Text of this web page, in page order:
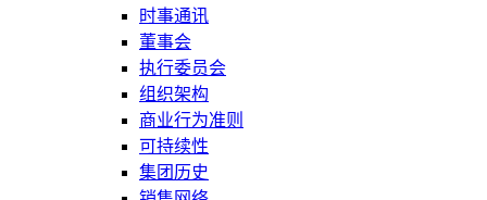
时事通讯
董事会
执行委员会
组织架构
商业行为准则
可持续性
集团历史